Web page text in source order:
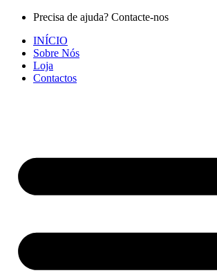
Pular
conteúdo
Precisa de ajuda? Contacte-nos
INÍCIO
Sobre Nós
Loja
Contactos